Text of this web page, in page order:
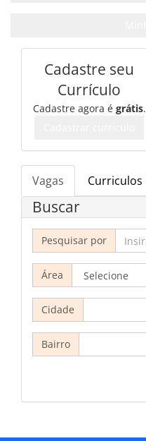
Cadastre seu
Currículo
Cadastre agora é grátis.
Vagas Curriculos
Buscar
Pesquisar por
Área
Cidade
Bairro